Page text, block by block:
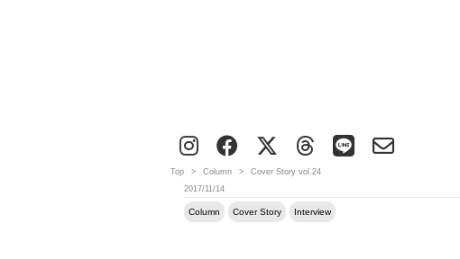
Top > Column >
Cover Story vol.24
2017/11/14
Column Cover Story Interview